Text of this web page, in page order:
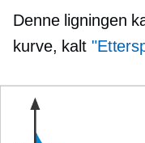
Denne ligningen
kurve, kalt